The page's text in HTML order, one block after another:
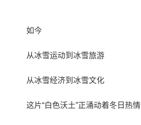
如今
从冰雪运动到冰雪旅游
从冰雪经济到冰雪文化
这片“白色沃土”正涌动着冬日热情